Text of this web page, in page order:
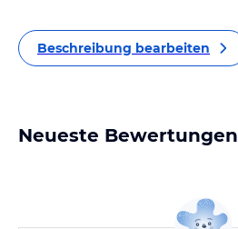
Beschreibung bearbeiten
Neueste Bewertungen